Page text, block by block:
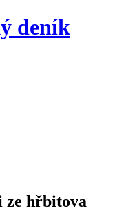
deník
ze hřbitova